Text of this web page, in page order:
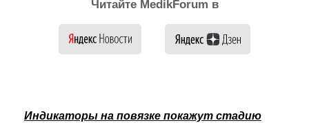
Читайте MedikForum в
Индикаторы на повязке покажут стадию